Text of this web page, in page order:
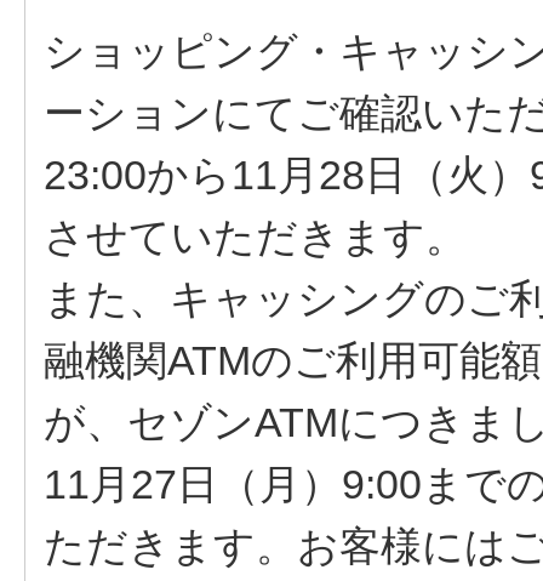
ショッピング・キャッシ
ーションにてご確認いた
23:00から11月28日（火
させていただきます。
また、キャッシングのご
融機関ATMのご利用可能
が、セゾンATMにつきま
11月27日（月）9:00まで
ただきます。お客様には